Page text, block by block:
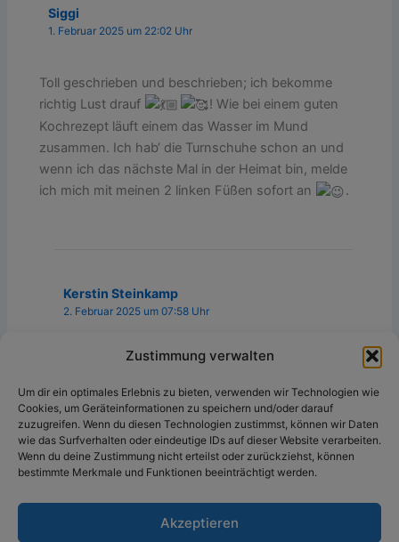
Zustimmung verwalten
Um dir ein optimales Erlebnis zu bieten, verwenden wir Technologien wie
Cookies, um Geräteinformationen zu speichern und/oder darauf
zuzugreifen. Wenn du diesen Technologien zustimmst, können wir Daten
wie das Surfverhalten oder eindeutige IDs auf dieser Website verarbeiten.
Wenn du deine Zustimmung nicht erteilst oder zurückziehst, können
bestimmte Merkmale und Funktionen beeinträchtigt werden.
Akzeptieren
Siggi
1. Februar 2025 um 22:02 Uhr
Toll geschrieben und beschrieben; ich bekomme
richtig Lust drauf
! Wie bei einem guten
Kochrezept läuft einem das Wasser im Mund
zusammen. Ich hab‘ die Turnschuhe schon an und
wenn ich das nächste Mal in der Heimat bin, melde
ich mich mit meinen 2 linken Füßen sofort an
.
Kerstin Steinkamp
2. Februar 2025 um 07:58 Uhr
Tja, wenn nicht 40 Kilometer dazwischen liegen
würden
Die Kommentare sind geschlossen.